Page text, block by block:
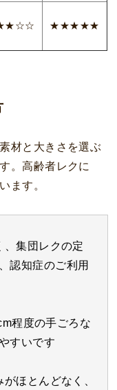
★★★★★
材と大きさを選ぶ
。高齢者レクに
ます。
、集団レクの定
認知症のご利用
程度の手ごろな
すいです
ほとんどなく、